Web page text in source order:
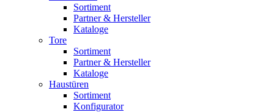
Sortiment
Partner & Hersteller
Kataloge
Tore
Sortiment
Partner & Hersteller
Kataloge
Haustüren
Sortiment
Konfigurator